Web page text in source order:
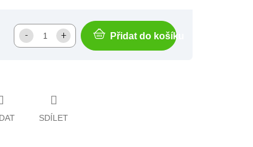
Přidat do košíku
SDÍLET